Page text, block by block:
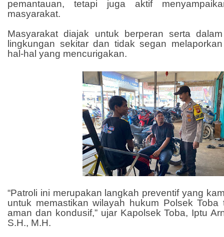
pemantauan, tetapi juga aktif
masyarakat.
Masyarakat diajak untuk berperan serta
lingkungan sekitar dan tidak segan
hal-hal yang mencurigakan.
“Patroli ini merupakan langkah preventif yang
untuk memastikan wilayah hukum Polsek Toba
aman dan kondusif,” ujar Kapolsek Toba, Iptu
S.H., M.H.